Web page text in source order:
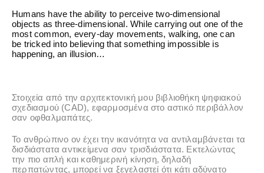
Humans have the ability to perceive two-dimensional
objects as three-dimensional. While carrying out one of the
most common, every-day movements, walking, one can
be tricked into believing that something impossible is
happening, an illusion…
Στοιχεία από την αρχιτεκτονική μου βιβλιοθήκη ψηφιακού
σχεδιασμού (CAD), εφαρμοσμένα στο αστικό περιβάλλον
σαν οφθαλμαπάτες.
Το ανθρώπινο ον έχει την ικανότητα να αντιλαμβάνεται τα
δισδιάστατα αντικείμενα σαν τρισδιάστατα. Εκτελώντας
την πιο απλή και καθημερινή κίνηση, δηλαδή
περπατώντας, μπορεί να ξεγελαστεί ότι κάτι αδύνατο